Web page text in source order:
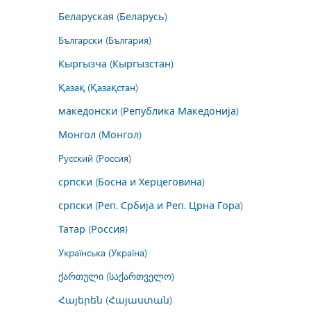
Беларуская (Беларусь)
Български (България)
Кыргызча (Кыргызстан)
Қазақ (Қазақстан)
македонски (Република Македонија)
Монгол (Монгол)
Русский (Россия)
српски (Босна и Херцеговина)
српски (Реп. Србија и Реп. Црна Гора)
Татар (Россия)
Українська (Україна)
ქართული (საქართველო)
Հայերեն (Հայաստան)